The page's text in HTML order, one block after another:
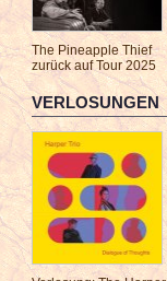
The Pineapple Thief
zurück auf Tour 2025
VERLOSUNGEN